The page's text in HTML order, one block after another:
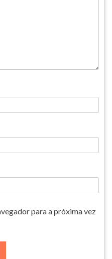
para a próxima vez